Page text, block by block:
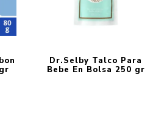
Dr.Selby Talco Para
Bebe En Bolsa 250 gr